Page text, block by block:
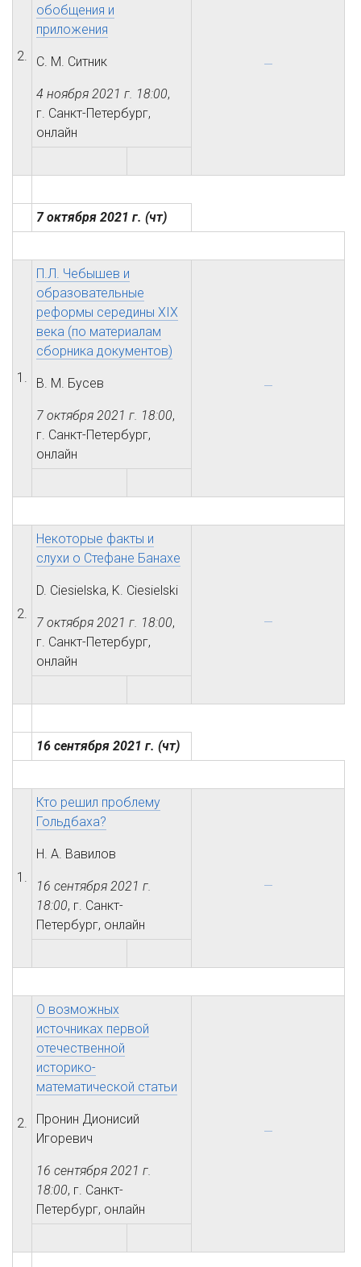
2.
обобщения и
приложения
С. М. Ситник
4 ноября 2021 г. 18:00,
г. Санкт-Петербург,
онлайн
7 октября 2021 г. (чт)
1.
П.Л. Чебышев и
образовательные
реформы середины XIX
века (по материалам
сборника документов)
В. М. Бусев
7 октября 2021 г. 18:00,
г. Санкт-Петербург,
онлайн
2.
Некоторые факты и
слухи о Стефане Банахе
D. Ciesielska, K. Ciesielski
7 октября 2021 г. 18:00,
г. Санкт-Петербург,
онлайн
16 сентября 2021 г. (чт)
1.
Кто решил проблему
Гольдбаха?
Н. А. Вавилов
16 сентября 2021 г.
18:00, г. Санкт-
Петербург, онлайн
2.
О возможных
источниках первой
отечественной
историко-
математической статьи
Пронин Дионисий
Игоревич
16 сентября 2021 г.
18:00, г. Санкт-
Петербург, онлайн